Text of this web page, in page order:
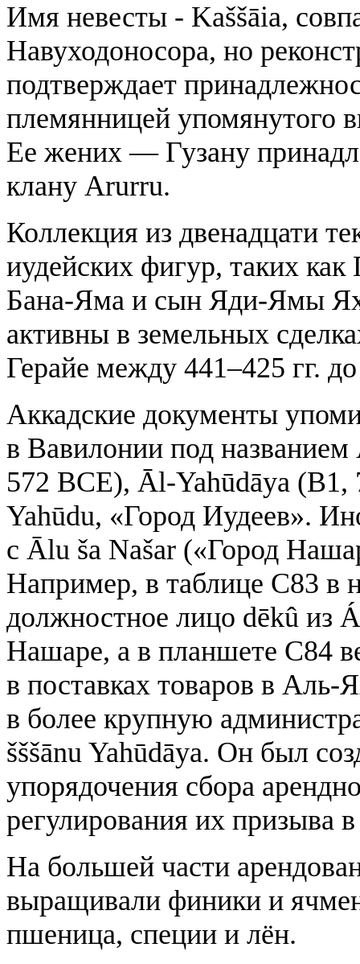
Имя невесты - Kaššāia,
Навуходоносора, но
подтверждает
племянницей упомянутого
Ее жених — Гузану
клану Arurru.
Коллекция из двенадцати
иудейских фигур, таких
Бана-Яма и сын Яди-Ямы
активны в земельных
Герайе между 441–425 гг.
Аккадские документы
в Вавилонии под
572 BCE), Āl-Yahūdāya
Yahūdu, «Город Иудеев».
с Ālu ša Našar («Город
Например, в таблице C83 в
должностное лицо dēkû из
Нашаре, а в планшете C84
в поставках товаров в
в более крупную
šššānu Yahūdāya. Он был
упорядочения сбора
регулирования их призыва
На большей части
выращивали финики и
пшеница, специи и лён.